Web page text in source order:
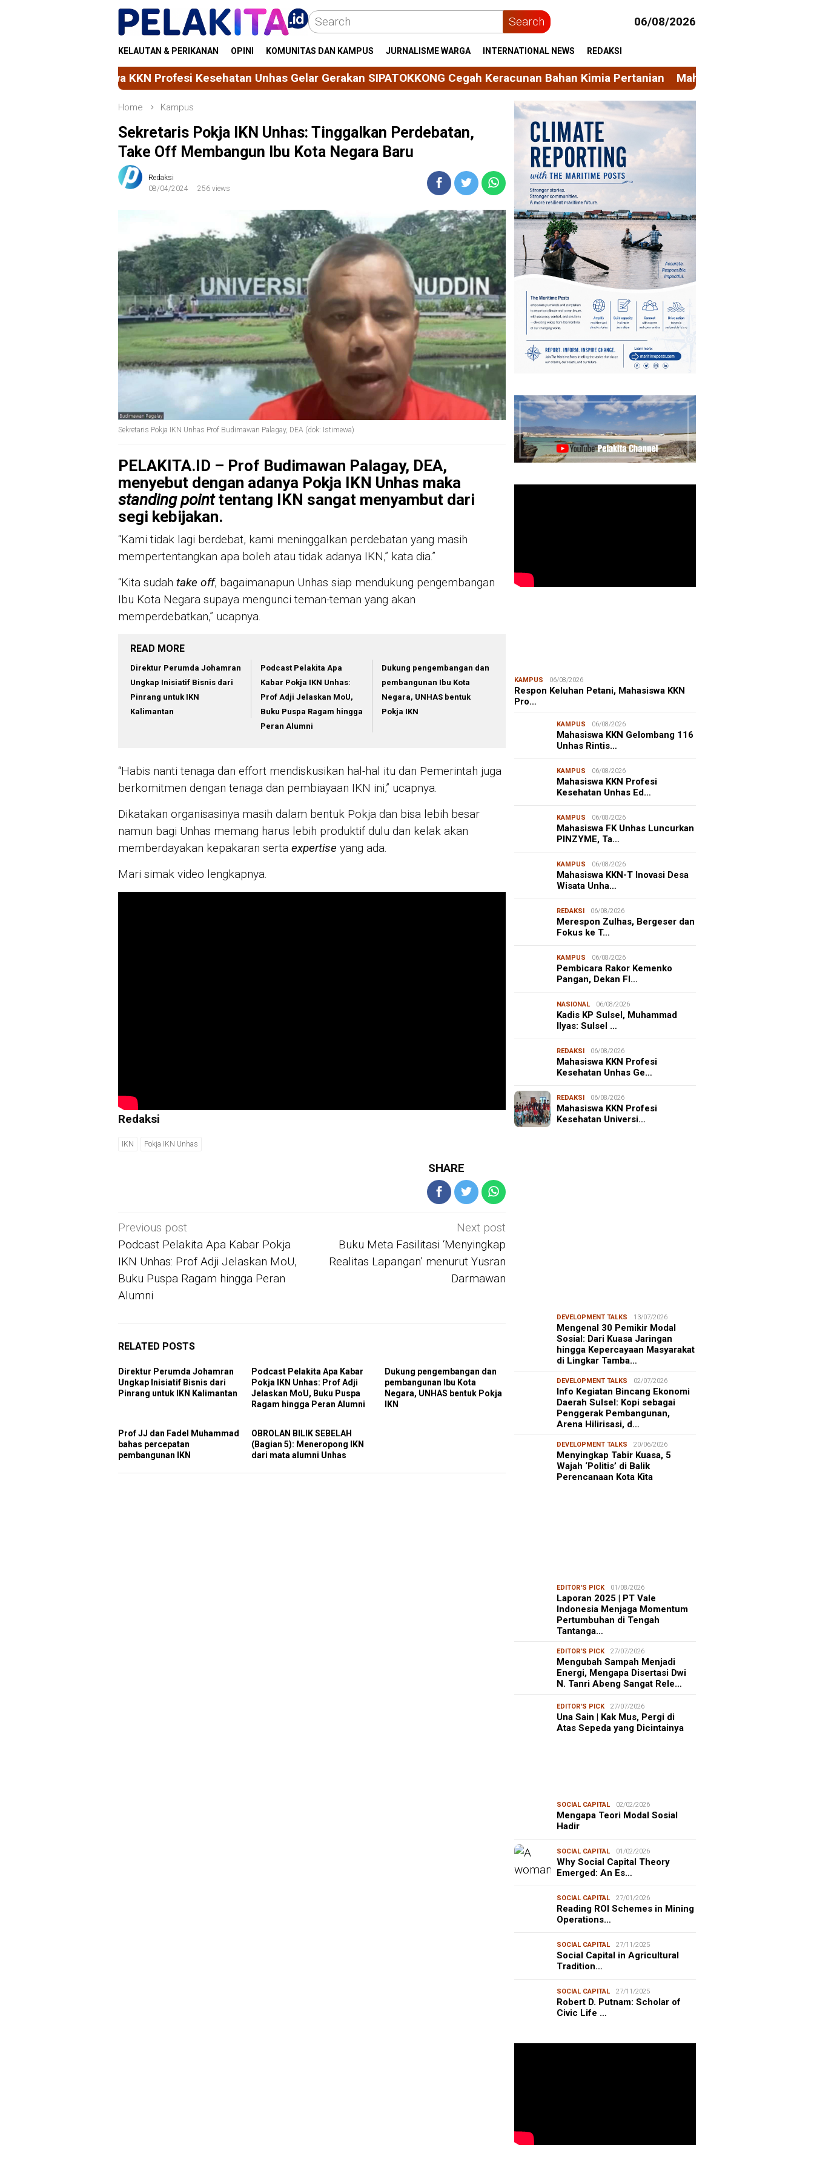
Skip
Search 06/08/2026
KELAUTAN & PERIKANAN OPINI KOMUNITAS DAN KAMPUS JURNALISME WARGA INTERNATIONAL NEWS REDAKSI
Profesi Kesehatan Unhas Gelar Gerakan SIPATOKKONG Cegah Keracunan Bahan Kimia Pertanian Mahasiswa KKN Gelombang 116 Unhas Rintis
Home Kampus
Sekretaris Pokja IKN Unhas: Tinggalkan Perdebatan,
Take Off Membangun Ibu Kota Negara Baru
Redaksi
08/04/2024
256 views
Sekretaris Pokja IKN Unhas Prof Budimawan Palagay, DEA (dok: Istimewa)
PELAKITA.ID – Prof Budimawan Palagay, DEA,
menyebut dengan adanya Pokja IKN Unhas maka
standing pointtentang IKN sangat menyambut dari
segi kebijakan.
“Kami tidak lagi berdebat, kami meninggalkan perdebatan yang masih
mempertentangkan apa boleh atau tidak adanya IKN,” kata dia.”
“Kita sudah take off, bagaimanapun Unhas siap mendukung pengembangan
Ibu Kota Negara supaya mengunci teman-teman yang akan
memperdebatkan,” ucapnya.
READ MORE
Direktur Perumda Johamran
Ungkap Inisiatif Bisnis dari
Pinrang untuk IKN
Kalimantan
Podcast Pelakita Apa
Kabar Pokja IKN Unhas:
Prof Adji Jelaskan MoU,
Buku Puspa Ragam hingga
Peran Alumni
Dukung pengembangan dan
pembangunan Ibu Kota
Negara, UNHAS bentuk
Pokja IKN
“Habis nanti tenaga dan effort mendiskusikan hal-hal itu dan Pemerintah juga
berkomitmen dengan tenaga dan pembiayaan IKN ini,” ucapnya.
Dikatakan organisasinya masih dalam bentuk Pokja dan bisa lebih besar
namun bagi Unhas memang harus lebih produktif dulu dan kelak akan
memberdayakan kepakaran serta expertise yang ada.
Mari simak video lengkapnya.
Redaksi
IKN Pokja IKN Unhas
SHARE
Post
navigation
Previous post
Podcast Pelakita Apa Kabar Pokja
IKN Unhas: Prof Adji Jelaskan MoU,
Buku Puspa Ragam hingga Peran
Alumni
Next post
Buku Meta Fasilitasi ‘Menyingkap
Realitas Lapangan’ menurut Yusran
Darmawan
RELATED POSTS
Direktur Perumda Johamran
Ungkap Inisiatif Bisnis dari
Pinrang untuk IKN Kalimantan
Podcast Pelakita Apa Kabar
Pokja IKN Unhas: Prof Adji
Jelaskan MoU, Buku Puspa
Ragam hingga Peran Alumni
Dukung pengembangan dan
pembangunan Ibu Kota
Negara, UNHAS bentuk Pokja
IKN
Prof JJ dan Fadel Muhammad
bahas percepatan
pembangunan IKN
OBROLAN BILIK SEBELAH
(Bagian 5): Meneropong IKN
dari mata alumni Unhas
KAMPUS 06/08/2026
Respon Keluhan Petani, Mahasiswa KKN
Pro…
KAMPUS 06/08/2026
Mahasiswa KKN Gelombang 116
Unhas Rintis…
KAMPUS 06/08/2026
Mahasiswa KKN Profesi
Kesehatan Unhas Ed…
KAMPUS 06/08/2026
Mahasiswa FK Unhas Luncurkan
PINZYME, Ta…
KAMPUS 06/08/2026
Mahasiswa KKN-T Inovasi Desa
Wisata Unha…
REDAKSI 06/08/2026
Merespon Zulhas, Bergeser dan
Fokus ke T…
KAMPUS 06/08/2026
Pembicara Rakor Kemenko
Pangan, Dekan FI…
NASIONAL 06/08/2026
Kadis KP Sulsel, Muhammad
Ilyas: Sulsel …
REDAKSI 06/08/2026
Mahasiswa KKN Profesi
Kesehatan Unhas Ge…
REDAKSI 06/08/2026
Mahasiswa KKN Profesi
Kesehatan Universi…
Mahasiswa KKN-T Unhas Edukasi
Warga Desa Buae Kenali
Mikroorganisme Baik dan Jahat
DEVELOPMENT TALKS 13/07/2026
Mengenal 30 Pemikir Modal
Sosial: Dari Kuasa Jaringan
hingga Kepercayaan Masyarakat
di Lingkar Tamba…
DEVELOPMENT TALKS 02/07/2026
Info Kegiatan Bincang Ekonomi
Daerah Sulsel: Kopi sebagai
Penggerak Pembangunan,
Arena Hilirisasi, d…
DEVELOPMENT TALKS 20/06/2026
Menyingkap Tabir Kuasa, 5
Wajah ‘Politis’ di Balik
Perencanaan Kota Kita
EDITOR'S PICK 01/08/2026
Laporan 2025 | PT Vale
Indonesia Menjaga Momentum
Pertumbuhan di Tengah
Tantanga…
EDITOR'S PICK 27/07/2026
Mengubah Sampah Menjadi
Energi, Mengapa Disertasi Dwi
N. Tanri Abeng Sangat Rele…
EDITOR'S PICK 27/07/2026
Una Sain | Kak Mus, Pergi di
Atas Sepeda yang Dicintainya
SOCIAL CAPITAL 02/02/2026
Mengapa Teori Modal Sosial
Hadir
SOCIAL CAPITAL 01/02/2026
Why Social Capital Theory
Emerged: An Es…
SOCIAL CAPITAL 27/01/2026
Reading ROI Schemes in Mining
Operations…
SOCIAL CAPITAL 27/11/2025
Social Capital in Agricultural
Tradition…
SOCIAL CAPITAL 27/11/2025
Robert D. Putnam: Scholar of
Civic Life …